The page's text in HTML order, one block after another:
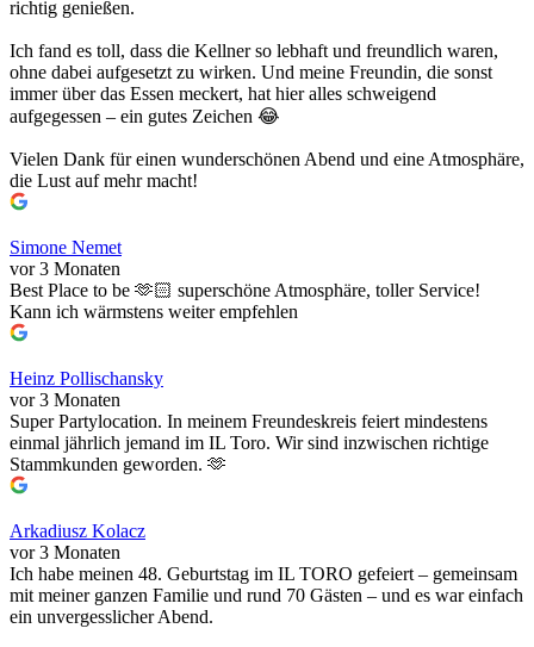
richtig genießen.
Ich fand es toll, dass die Kellner so lebhaft und freundlich waren,
ohne dabei aufgesetzt zu wirken. Und meine Freundin, die sonst
immer über das Essen meckert, hat hier alles schweigend
aufgegessen – ein gutes Zeichen 😂
Vielen Dank für einen wunderschönen Abend und eine Atmosphäre,
die Lust auf mehr macht!
Simone Nemet
vor 3 Monaten
Best Place to be 🫶🏻 superschöne Atmosphäre, toller Service!
Kann ich wärmstens weiter empfehlen
Heinz Pollischansky
vor 3 Monaten
Super Partylocation. In meinem Freundeskreis feiert mindestens
einmal jährlich jemand im IL Toro. Wir sind inzwischen richtige
Stammkunden geworden. 🫶
Arkadiusz Kolacz
vor 3 Monaten
Ich habe meinen 48. Geburtstag im IL TORO gefeiert – gemeinsam
mit meiner ganzen Familie und rund 70 Gästen – und es war einfach
ein unvergesslicher Abend.